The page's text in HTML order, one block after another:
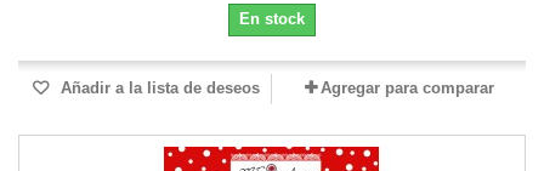
En stock
Añadir a la lista de deseos Agregar para comparar